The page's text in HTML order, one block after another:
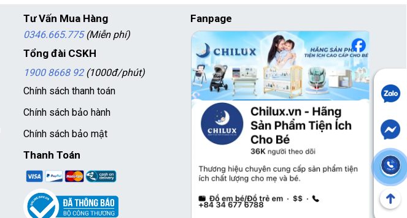
Tư Vấn Mua Hàng
0346.665.775 (Miễn phí)
Tổng đài CSKH
1900 8668 92 (1000đ/phút)
Chính sách thanh toán
Chính sách bảo hành
Chính sách bảo mật
Thanh Toán
Fanpage